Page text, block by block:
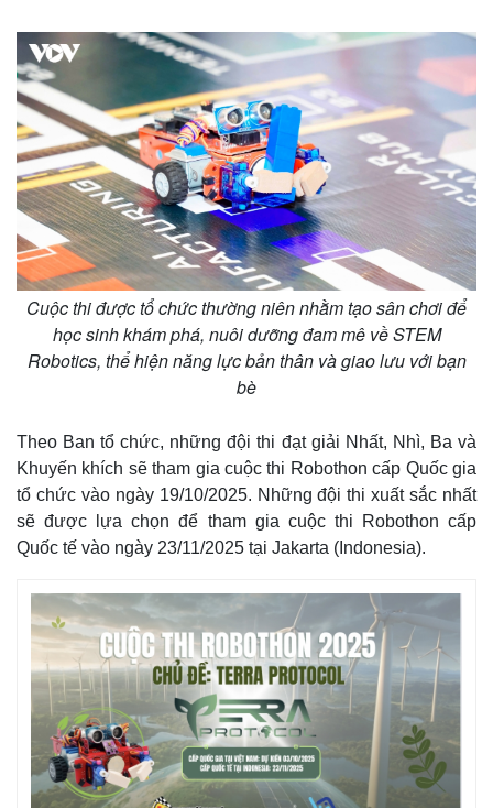
Kinh tế
Bất động sản
Khởi nghiệp
Thị trường
Giá vàng
Tiêu dùng
Tỷ giá
Chứng khoán
Giá cà phê
Cuộc thi được tổ chức thường niên nhằm tạo sân chơi để
học sinh khám phá, nuôi dưỡng đam mê về STEM
Robotics, thể hiện năng lực bản thân và giao lưu với bạn
bè
Theo Ban tổ chức, những đội thi đạt giải Nhất, Nhì, Ba và
Khuyến khích sẽ tham gia cuộc thi Robothon cấp Quốc gia
tổ chức vào ngày 19/10/2025. Những đội thi xuất sắc nhất
sẽ được lựa chọn để tham gia cuộc thi Robothon cấp
Quốc tế vào ngày 23/11/2025 tại Jakarta (Indonesia).